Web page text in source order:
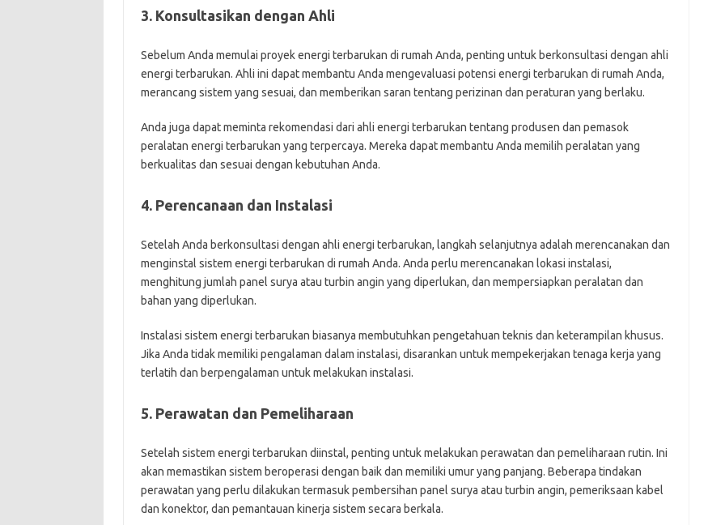
3. Konsultasikan dengan Ahli
Sebelum Anda memulai proyek energi terbarukan di rumah Anda, penting untuk berkonsultasi dengan ahli
energi terbarukan. Ahli ini dapat membantu Anda mengevaluasi potensi energi terbarukan di rumah Anda,
merancang sistem yang sesuai, dan memberikan saran tentang perizinan dan peraturan yang berlaku.
Anda juga dapat meminta rekomendasi dari ahli energi terbarukan tentang produsen dan pemasok
peralatan energi terbarukan yang terpercaya. Mereka dapat membantu Anda memilih peralatan yang
berkualitas dan sesuai dengan kebutuhan Anda.
4. Perencanaan dan Instalasi
Setelah Anda berkonsultasi dengan ahli energi terbarukan, langkah selanjutnya adalah merencanakan dan
menginstal sistem energi terbarukan di rumah Anda. Anda perlu merencanakan lokasi instalasi,
menghitung jumlah panel surya atau turbin angin yang diperlukan, dan mempersiapkan peralatan dan
bahan yang diperlukan.
Instalasi sistem energi terbarukan biasanya membutuhkan pengetahuan teknis dan keterampilan khusus.
Jika Anda tidak memiliki pengalaman dalam instalasi, disarankan untuk mempekerjakan tenaga kerja yang
terlatih dan berpengalaman untuk melakukan instalasi.
5. Perawatan dan Pemeliharaan
Setelah sistem energi terbarukan diinstal, penting untuk melakukan perawatan dan pemeliharaan rutin. Ini
akan memastikan sistem beroperasi dengan baik dan memiliki umur yang panjang. Beberapa tindakan
perawatan yang perlu dilakukan termasuk pembersihan panel surya atau turbin angin, pemeriksaan kabel
dan konektor, dan pemantauan kinerja sistem secara berkala.